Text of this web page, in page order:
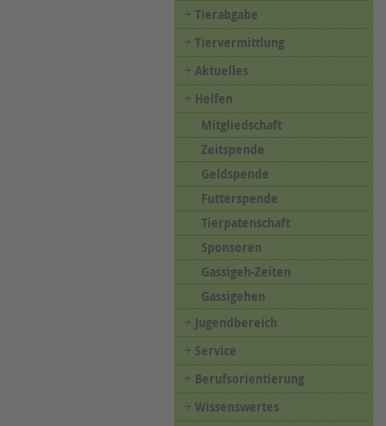
Tierabgabe
Tiervermittlung
Aktuelles
Helfen
Mitgliedschaft
Zeitspende
Geldspende
Futterspende
Tierpatenschaft
Sponsoren
Gassigeh-Zeiten
Gassigehen
Jugendbereich
Service
Berufsorientierung
Wissenswertes